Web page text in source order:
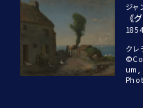
ジャ
《
1854
クレ